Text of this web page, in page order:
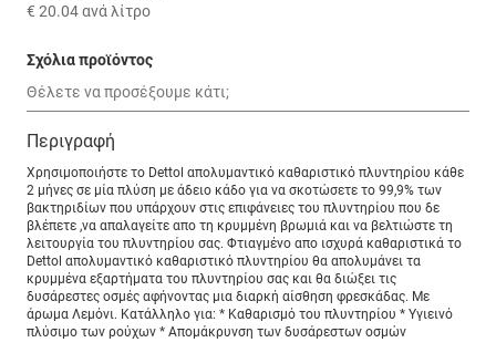
€ 20.04ανά λίτρο
Σχόλια προϊόντος
Περιγραφή
Χρησιμοποιήστε το Dettol απολυμαντικό καθαριστικό πλυντηρίου κάθε
2 μήνες σε μία πλύση με άδειο κάδο για να σκοτώσετε το 99,9% των
βακτηριδίων που υπάρχουν στις επιφάνειες του πλυντηρίου που δε
βλέπετε ,να απαλαγείτε απο τη κρυμμένη βρωμιά και να βελτιώστε τη
λειτουργία του πλυντηρίου σας. Φτιαγμένο απο ισχυρά καθαριστικά το
Dettol απολυμαντικό καθαριστικό πλυντηρίου θα απολυμάνει τα
κρυμμένα εξαρτήματα του πλυντηρίου σας και θα διώξει τις
δυσάρεστες οσμές αφήνοντας μια διαρκή αίσθηση φρεσκάδας. Με
άρωμα Λεμόνι. Κατάλληλο για: * Καθαρισμό του πλυντηρίου * Υγιεινό
πλύσιμο των ρούχων * Απομάκρυνση των δυσάρεστων οσμών